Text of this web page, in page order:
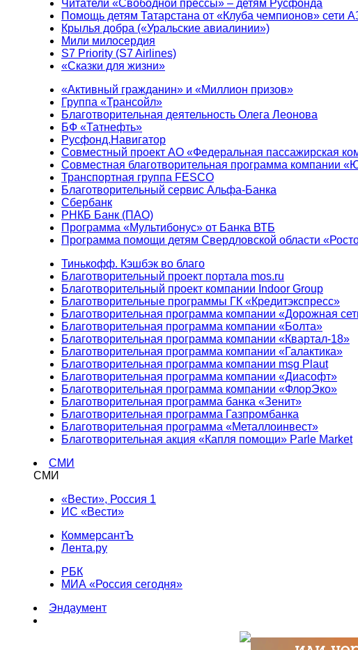
Читатели «Свободной прессы» – детям Русфонда
Помощь детям Татарстана от «Клуба чемпионов» сети
Крылья добра («Уральские авиалинии»)
Мили милосердия
S7 Priority (S7 Airlines)
«Сказки для жизни»
«Активный гражданин» и «Миллион призов»
Группа «Трансойл»
Благотворительная деятельность Олега Леонова
БФ «Татнефть»
Русфонд.Навигатор
Совместный проект АО «Федеральная пассажирская
Совместная благотворительная программа компании
Транспортная группа FESCO
Благотворительный сервис Альфа-Банка
Сбербанк
РНКБ Банк (ПАО)
Программа «Мультибонус» от Банка ВТБ
Программа помощи детям Свердловской области
Тинькофф. Кэшбэк во благо
Благотворительный проект портала mos.ru
Благотворительный проект компании Indoor Group
Благотворительные программы ГК «Кредитэкспресс»
Благотворительная программа компании «Дорожная
Благотворительная программа компании «Болта»
Благотворительная программа компании «Квартал-18»
Благотворительная программа компании «Галактика»
Благотворительная программа компании msg Plaut
Благотворительная программа компании «Диасофт»
Благотворительная программа компании «ФлорЭко»
Благотворительная программа банка «Зенит»
Благотворительная программа Газпромбанка
Благотворительная программа «Металлоинвест»
Благотворительная акция «Капля помощи» Parle Market
СМИ
СМИ
«Вести», Россия 1
ИС «Вести»
КоммерсантЪ
Лента.ру
РБК
МИА «Россия сегодня»
Эндаумент